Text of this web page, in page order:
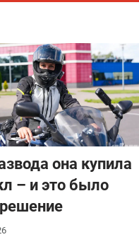
она купила
– и это было